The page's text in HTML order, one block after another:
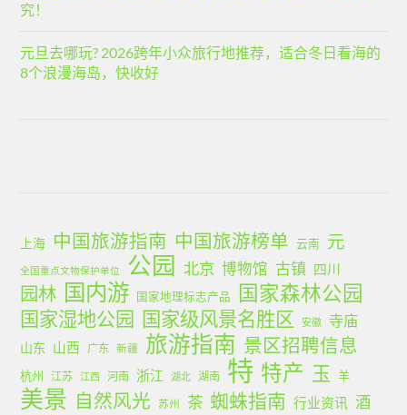
究！
元旦去哪玩? 2026跨年小众旅行地推荐，适合冬日看海的
8个浪漫海岛，快收好
上海 中国旅游指南 中国旅游榜单 云南 元
全国重点文物保护单位 公园 北京 博物馆 古镇 四川
园林 国内游 国家地理标志产品 国家森林公园
国家湿地公园 国家级风景名胜区 安徽 寺庙
山东 山西 广东 新疆 旅游指南 景区招聘信息
杭州 江苏 江西 河南 浙江 湖北 湖南 特 特产 玉 羊
美景 自然风光 苏州 茶 蜘蛛指南 行业资讯 酒